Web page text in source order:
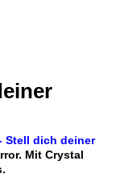
Stell dich deiner
Mit Crystal